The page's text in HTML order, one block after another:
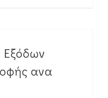
ανα